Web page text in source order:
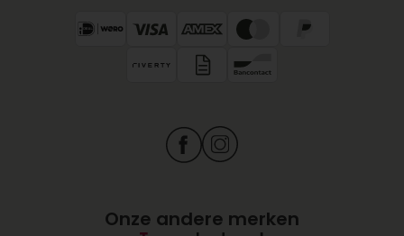
Onze andere merken